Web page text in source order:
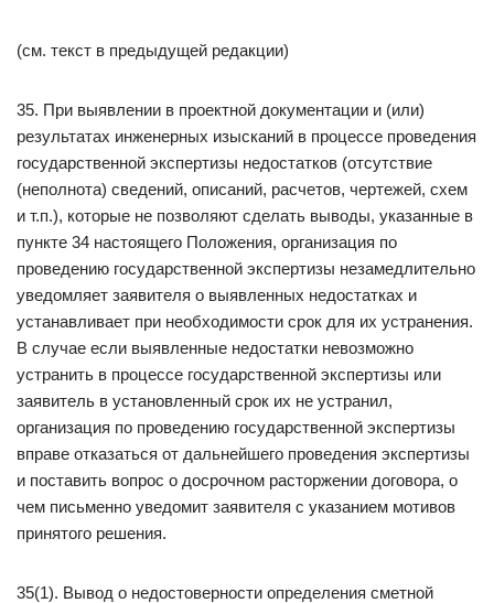
(см. текст в предыдущей редакции)
35. При выявлении в проектной документации и (или)
результатах инженерных изысканий в процессе проведения
государственной экспертизы недостатков (отсутствие
(неполнота) сведений, описаний, расчетов, чертежей, схем
и т.п.), которые не позволяют сделать выводы, указанные в
пункте 34 настоящего Положения, организация по
проведению государственной экспертизы незамедлительно
уведомляет заявителя о выявленных недостатках и
устанавливает при необходимости срок для их устранения.
В случае если выявленные недостатки невозможно
устранить в процессе государственной экспертизы или
заявитель в установленный срок их не устранил,
организация по проведению государственной экспертизы
вправе отказаться от дальнейшего проведения экспертизы
и поставить вопрос о досрочном расторжении договора, о
чем письменно уведомит заявителя с указанием мотивов
принятого решения.
35(1). Вывод о недостоверности определения сметной